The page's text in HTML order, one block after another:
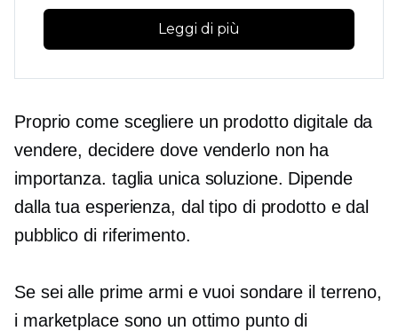
Leggi di più
Proprio come scegliere un prodotto digitale da
vendere, decidere dove venderlo non ha
importanza. taglia unicasoluzione. Dipende
dalla tua esperienza, dal tipo di prodotto e dal
pubblico di riferimento.
Se sei alle prime armi e vuoi sondare il terreno,
i marketplace sono un ottimo punto di